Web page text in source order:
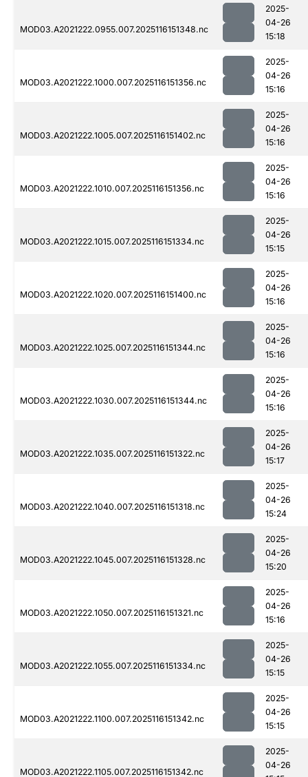
MOD03.A2021222.0955.007.2025116151348.nc
2025-
04-26
15:18
MOD03.A2021222.1000.007.2025116151356.nc
2025-
04-26
15:16
MOD03.A2021222.1005.007.2025116151402.nc
2025-
04-26
15:16
MOD03.A2021222.1010.007.2025116151356.nc
2025-
04-26
15:16
MOD03.A2021222.1015.007.2025116151334.nc
2025-
04-26
15:15
MOD03.A2021222.1020.007.2025116151400.nc
2025-
04-26
15:16
MOD03.A2021222.1025.007.2025116151344.nc
2025-
04-26
15:16
MOD03.A2021222.1030.007.2025116151344.nc
2025-
04-26
15:16
MOD03.A2021222.1035.007.2025116151322.nc
2025-
04-26
15:17
MOD03.A2021222.1040.007.2025116151318.nc
2025-
04-26
15:24
MOD03.A2021222.1045.007.2025116151328.nc
2025-
04-26
15:20
MOD03.A2021222.1050.007.2025116151321.nc
2025-
04-26
15:16
MOD03.A2021222.1055.007.2025116151334.nc
2025-
04-26
15:15
MOD03.A2021222.1100.007.2025116151342.nc
2025-
04-26
15:15
MOD03.A2021222.1105.007.2025116151342.nc
2025-
04-26